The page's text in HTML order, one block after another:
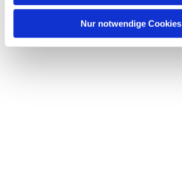
Nur notwendige Cookies